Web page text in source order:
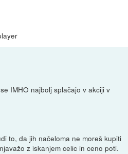
IMHO najbolj splačajo v akciji v
to, da jih načeloma ne moreš kupiti
z iskanjem celic in ceno poti.